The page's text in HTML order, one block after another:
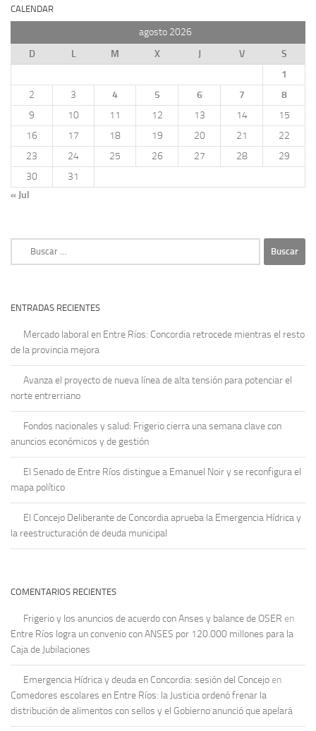
CALENDAR
agosto 2026
D
L M X J V
S
1
2
3 4 5 6 7
8
9
10 11 12 13 14
15
16
17 18 19 20 21
22
23
24 25 26 27 28
29
30
31
« Jul
ENTRADAS RECIENTES
Mercado laboral en Entre Ríos: Concordia retrocede mientras el resto
de la provincia mejora
Avanza el proyecto de nueva línea de alta tensión para potenciar el
norte entrerriano
Fondos nacionales y salud: Frigerio cierra una semana clave con
anuncios económicos y de gestión
El Senado de Entre Ríos distingue a Emanuel Noir y se reconfigura el
mapa político
El Concejo Deliberante de Concordia aprueba la Emergencia Hídrica y
la reestructuración de deuda municipal
COMENTARIOS RECIENTES
Frigerio y los anuncios de acuerdo con Anses y balance de OSER en
Entre Ríos logra un convenio con ANSES por 120.000 millones para la
Caja de Jubilaciones
Emergencia Hídrica y deuda en Concordia: sesión del Concejo en
Comedores escolares en Entre Ríos: la Justicia ordenó frenar la
distribución de alimentos con sellos y el Gobierno anunció que apelará